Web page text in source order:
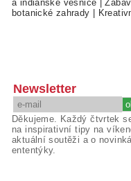
a indiánské vesnice |
botanické zahrady
Newsletter
Děkujeme. Každý čtvrtek
na inspirativní tipy na
aktuální soutěži a o
ententýky.